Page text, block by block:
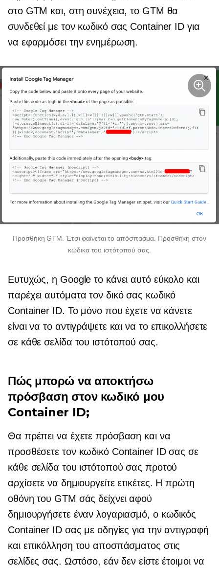
στο GTM και, στη συνέχεια, το GTM θα
συνδεθεί με τον κωδικό σας Container ID για
να εφαρμόσει την ενημέρωση.
Προσθήκη GTM. Έτσι φαίνεται το απόσπασμα. Προσθήκη στον
κώδικα του ιστότοπού σας.
Ευτυχώς, η Google το κάνει αυτό εύκολο και
παρέχει αυτόματα τον δικό σας κωδικό
Container ID. Το μόνο που έχετε να κάνετε
είναι να το αντιγράψετε και να το επικολλήσετε
σε κάθε σελίδα του ιστότοπού σας.
Πώς μπορώ να αποκτήσω
πρόσβαση στον κωδικό μου
Container ID;
Θα πρέπει να έχετε πρόσβαση και να
προσθέσετε τον κωδικό Container ID σας σε
κάθε σελίδα του ιστότοπού σας προτού
αρχίσετε να δημιουργείτε ετικέτες. Η πρώτη
οθόνη του GTM σάς δείχνει αφού
δημιουργήσετε έναν λογαριασμό, ο κωδικός
Container ID σας με οδηγίες για την αντιγραφή
και επικόλληση του αποσπάσματος στις
σελίδες σας. Ωστόσο, εάν δεν είστε έτοιμοι να